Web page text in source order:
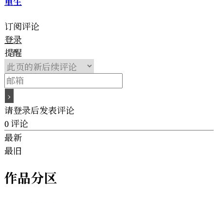
订阅评论
登录
提醒
请登录后发表评论
0评论
最新
最旧
作品分区